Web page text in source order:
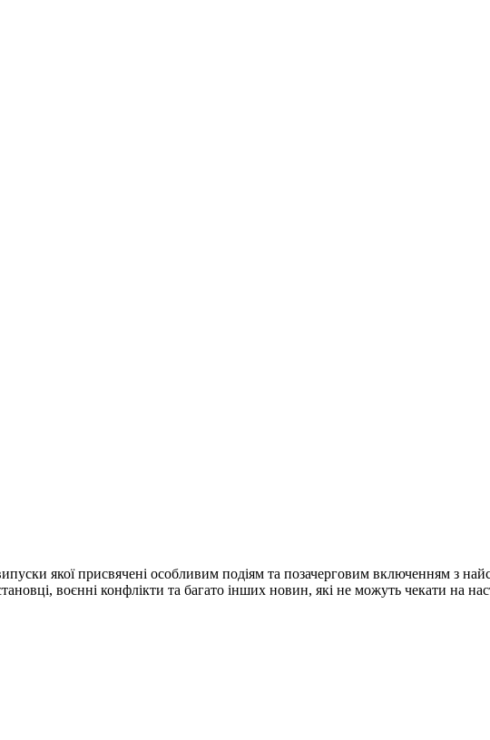
якої присвячені особливим подіям та позачерговим включенням з
воєнні конфлікти та багато інших новин, які не можуть чекати на